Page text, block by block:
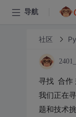
导航
社区
寻找  合作
我们正在
题和技术